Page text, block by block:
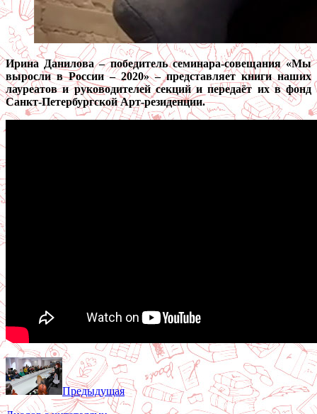
Ирина Данилова – победитель семинара-совещания «Мы
выросли в России – 2020» – представляет книги наших
лауреатов и руководителей секций и передаёт их в фонд
Санкт-Петербургской Арт-резиденции.
Предыдущая